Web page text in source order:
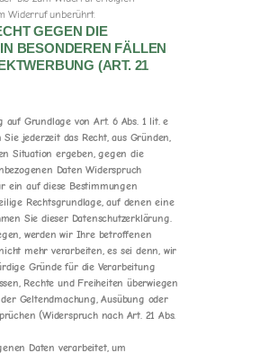
Widerruf unberührt.
GEGEN DIE
BESONDEREN FÄLLEN
(ART. 21
auf Grundlage von Art. 6 Abs. 1 lit. e
jederzeit das Recht, aus Gründen,
Situation ergeben, gegen die
Daten Widerspruch
ein auf diese Bestimmungen
Rechtsgrundlage, auf denen eine
Sie dieser Datenschutzerklärung.
werden wir Ihre betroffenen
mehr verarbeiten, es sei denn, wir
Gründe für die Verarbeitung
Rechte und Freiheiten überwiegen
Geltendmachung, Ausübung oder
(Widerspruch nach Art. 21 Abs.
Daten verarbeitet, um